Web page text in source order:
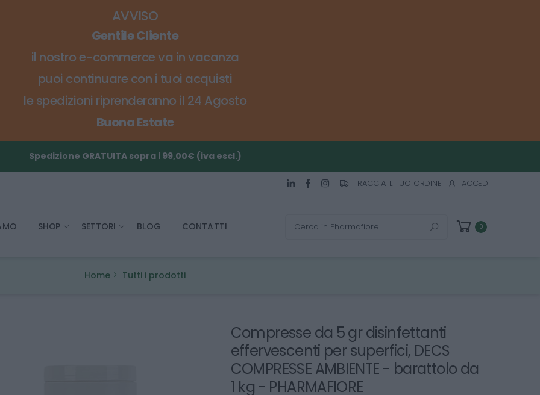
AVVISO
Gentile Cliente
il nostro e-commerce va in vacanza
puoi continuare con i tuoi acquisti
le spedizioni riprenderanno il 24 Agosto
Buona Estate
Spedizione GRATUITA sopra i 99,00€ (iva escl.)
TRACCIA IL TUO ORDINE ACCEDI
SHOP SETTORI BLOG CONTATTI 0
Home Tutti i prodotti
Compresse da 5 gr disinfettanti
effervescenti per superfici, DECS
COMPRESSE AMBIENTE - barattolo da
1 kg - PHARMAFIORE